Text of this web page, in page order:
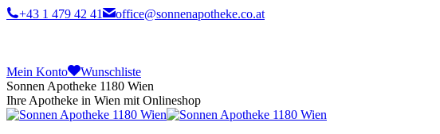
+43 1 479 42 41 office@sonnenapotheke.co.at
Mein Konto
Wunschliste
Sonnen Apotheke 1180 Wien
Ihre Apotheke in Wien mit Onlineshop